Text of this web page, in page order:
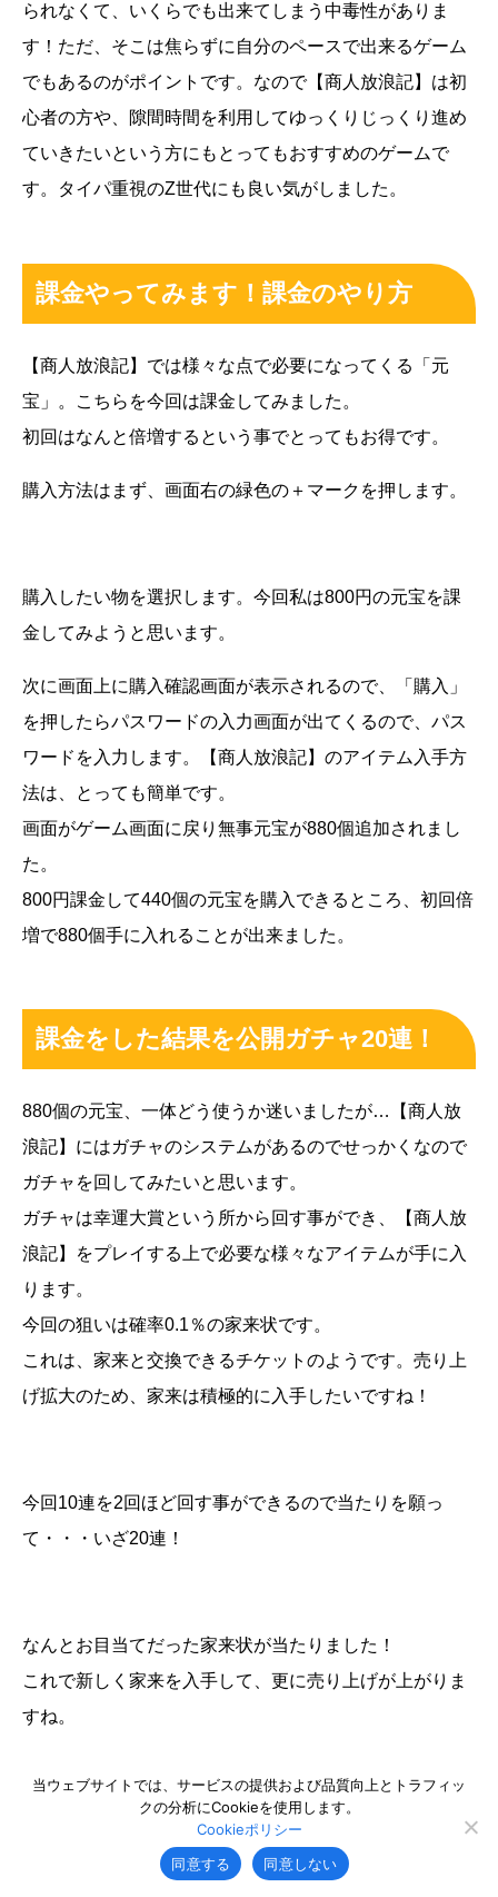
られなくて、いくらでも出来てしまう中毒性がありま
す！ただ、そこは焦らずに自分のペースで出来るゲーム
でもあるのがポイントです。なので【商人放浪記】は初
心者の方や、隙間時間を利用してゆっくりじっくり進め
ていきたいという方にもとってもおすすめのゲームで
す。タイパ重視のZ世代にも良い気がしました。
課金やってみます！課金のやり方
【商人放浪記】では様々な点で必要になってくる「元
宝」。こちらを今回は課金してみました。
初回はなんと倍増するという事でとってもお得です。
購入方法はまず、画面右の緑色の＋マークを押します。
購入したい物を選択します。今回私は800円の元宝を課
金してみようと思います。
次に画面上に購入確認画面が表示されるので、「購入」
を押したらパスワードの入力画面が出てくるので、パス
ワードを入力します。【商人放浪記】のアイテム入手方
法は、とっても簡単です。
画面がゲーム画面に戻り無事元宝が880個追加されまし
た。
800円課金して440個の元宝を購入できるところ、初回倍
増で880個手に入れることが出来ました。
課金をした結果を公開ガチャ20連！
880個の元宝、一体どう使うか迷いましたが…【商人放
浪記】にはガチャのシステムがあるのでせっかくなので
ガチャを回してみたいと思います。
ガチャは幸運大賞という所から回す事ができ、【商人放
浪記】をプレイする上で必要な様々なアイテムが手に入
ります。
今回の狙いは確率0.1％の家来状です。
これは、家来と交換できるチケットのようです。売り上
げ拡大のため、家来は積極的に入手したいですね！
今回10連を2回ほど回す事ができるので当たりを願っ
て・・・いざ20連！
なんとお目当てだった家来状が当たりました！
これで新しく家来を入手して、更に売り上げが上がりま
すね。
ので、大当たり・・・！と言えますよね。
他にもたくさんのアイテムが当たり、家来の育成や施設
の拡張に必要な素材など、どれもうれしい物ばかりで
当ウェブサイトでは、サービスの提供および品質向上とトラフィッ
クの分析にCookieを使用します。
Cookieポリシー
同意する
同意しない